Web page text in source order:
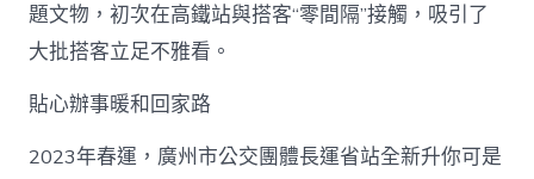
題文物，初次在高鐵站與搭客“零間隔”接觸，吸引了
大批搭客立足不雅看。
貼心辦事暖和回家路
2023年春運，廣州市公交團體長運省站全新升你可是